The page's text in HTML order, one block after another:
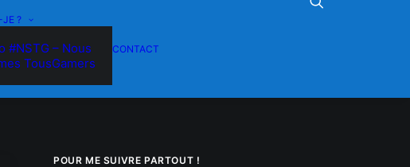
?
#NSTG – Nous
TousGamers
CONTACT
POUR ME SUIVRE PARTOUT !